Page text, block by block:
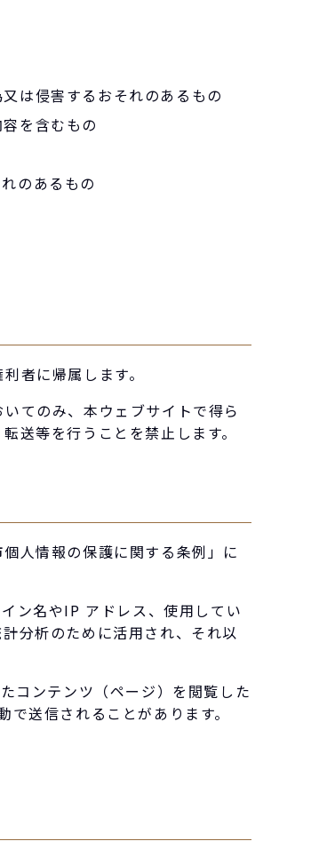
は侵害するおそれのあるもの
を含むもの
のあるもの
者に帰属します。
てのみ、本ウェブサイトで得ら
送等を行うことを禁止します。
人情報の保護に関する条例」に
ン名やIP アドレス、使用してい
分析のために活用され、それ以
コンテンツ（ページ）を閲覧した
送信されることがあります。